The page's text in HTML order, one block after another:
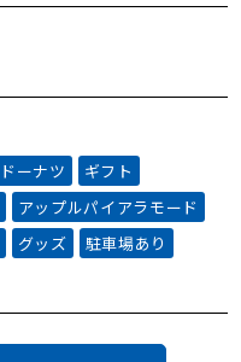
ドーナツ
ギフト
アップルパイアラモード
グッズ
駐車場あり